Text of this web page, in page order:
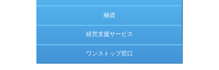
融資
経営支援サービス
ワンストップ窓口